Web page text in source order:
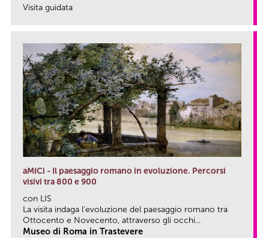
Visita guidata
aMICi - Il paesaggio romano in evoluzione. Percorsi
visivi tra 800 e 900
con LIS
La visita indaga l’evoluzione del paesaggio romano tra
Ottocento e Novecento, attraverso gli occhi...
Museo di Roma in Trastevere